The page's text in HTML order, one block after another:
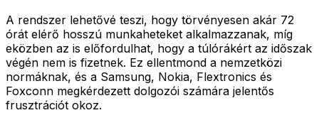
A rendszer lehetővé teszi, hogy törvényesen akár 72
órát elérő hosszú munkaheteket alkalmazzanak, míg
eközben az is előfordulhat, hogy a túlórákért az időszak
végén nem is fizetnek. Ez ellentmond a nemzetközi
normáknak, és a Samsung, Nokia, Flextronics és
Foxconn megkérdezett dolgozói számára jelentős
frusztrációt okoz.